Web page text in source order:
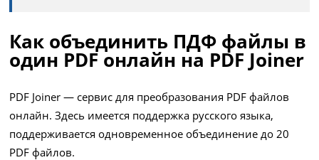
Как объединить ПДФ файлы в
один PDF онлайн на PDF Joiner
PDF Joiner — сервис для преобразования PDF файлов
онлайн. Здесь имеется поддержка русского языка,
поддерживается одновременное объединение до 20
PDF файлов.